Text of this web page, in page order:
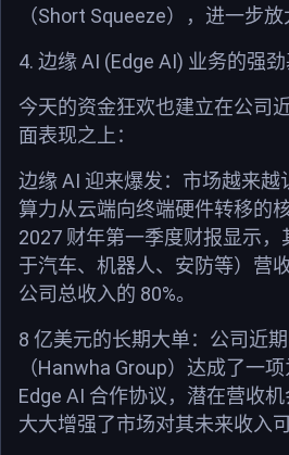
（Short Squeeze），进一步放
4. 边缘 AI (Edge AI) 业务的强
今天的资金狂欢也建立在公司
面表现之上：
边缘 AI 迎来爆发：市场越来越
算力从云端向终端硬件转移的
2027 财年第一季度财报显示，
于汽车、机器人、安防等）营
公司总收入的 80%。
8 亿美元的长期大单：公司近
（Hanwha Group）达成了一
Edge AI 合作协议，潜在营收机
大大增强了市场对其未来收入